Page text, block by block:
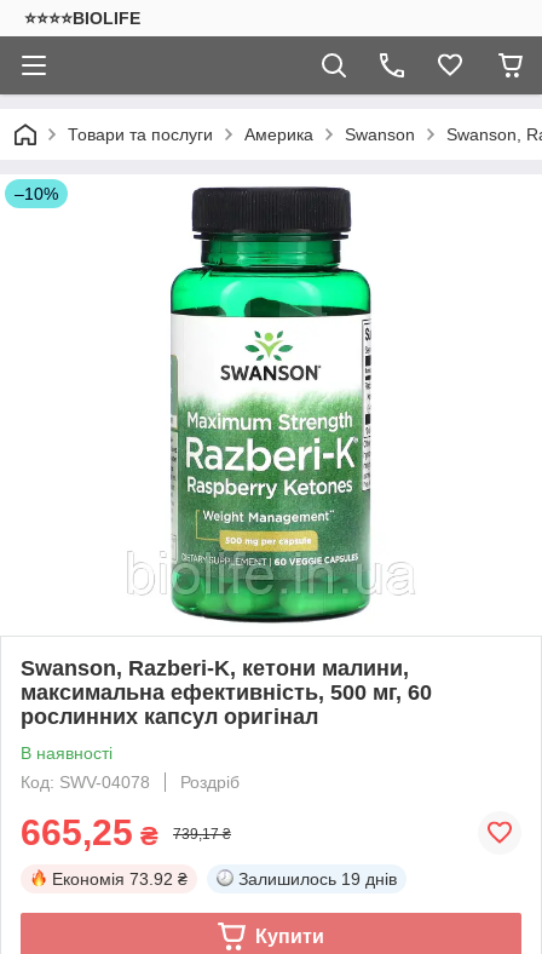
⭐⭐⭐⭐BIOLIFE
Товари та послуги Америка Swanson Swanson,
–10%
Swanson, Razberi-K, кетони малини,
максимальна ефективність, 500 мг, 60
рослинних капсул оригінал
В наявності
Код: SWV-04078
Роздріб
665,25 ₴ 739,17 ₴
Економія 73.92 ₴ Залишилось 19 днів
Купити